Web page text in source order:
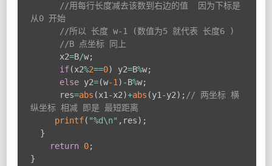
//用每行长度减去该数到右边的值  因为下标是
从0 开始
//所以 长度 w-1 (数值为5 就代表 长度6 )
//B 点坐标 同上
      x2
=B/w;
if(x2%2==0) y2=B%w;
else y2=(w-1) -B%w;
      res
=abs (x1-x2)+abs (y1-y2) ; // 两坐标 横
纵坐标 相减 即是 最短距离
printf( "%d\n" , res) ;
}
return 0;
}